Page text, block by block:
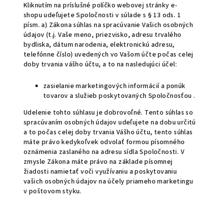
Kliknutím na príslušné políčko webovej stránky e-
shopu udeľujete Spoločnosti v súlade s § 13 ods. 1
písm. a) Zákona súhlas na spracúvanie Vašich osobných
údajov (t.j. Vaše meno, priezvisko, adresu trvalého
bydliska, dátum narodenia, elektronickú adresu,
telefónne číslo) uvedených vo Vašom účte počas celej
doby trvania vášho účtu, a to na nasledujúci účel:
zasielanie marketingových informácií a ponúk
tovarov a služieb poskytovaných Spoločnosťou .
Udelenie tohto súhlasu je dobrovoľné. Tento súhlas so
spracúvaním osobných údajov udeľujete na dobu určitú
a to počas celej doby trvania Vášho účtu, tento súhlas
máte právo kedykoľvek odvolať formou písomného
oznámenia zaslaného na adresu sídla Spoločnosti. V
zmysle Zákona máte právo na základe písomnej
žiadosti namietať voči využívaniu a poskytovaniu
vašich osobných údajov na účely priameho marketingu
v poštovom styku.